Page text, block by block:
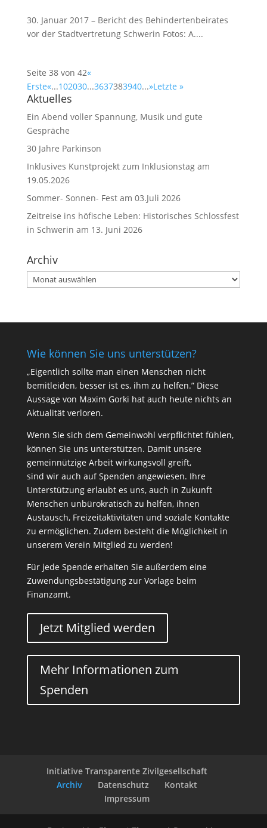
30. Januar 2017 – Bericht des Behindertenbeirates
vor der Stadtvertretung Schwerin Fotos: A....
Seite 38 von 42«
Erste«...102030...3637383940...»Letzte »
Aktuelles
Ein Abend voller Spannung, Musik und gute
Gespräche
30 Jahre Parkinson
Inklusives Kunstprojekt zum Inklusionstag am
19.05.2026
Sommer- Sonnen- Fest am 03.Juli 2026
Zeitreise ins höfische Leben: Historisches Schlossfest
in Schwerin am 13. Juni 2026
Archiv
Archiv
Wie können Sie uns unterstützen?
„Eigentlich sollte man einen Menschen nicht
bemitleiden, besser ist es, ihm zu helfen.” Diese
Aussage von Maxim Gorki hat auch heute nichts an
Aktualität verloren.
Wenn Sie sich dem Gemeinwohl verpflichtet fühlen,
können Sie uns unterstützen. Damit unsere
gemeinnützige Arbeit wirkungsvoll greift,
sind wir auch auf Spenden angewiesen. Ihre
Unterstützung erlaubt es uns, auch in Zukunft
Menschen unbürokratisch zu helfen, ihnen
Austausch, Freizeitaktivitäten und soziale Kontakte
zu ermöglichen. Zudem besteht die Möglichkeit in
unserem Verein Mitglied zu werden!
Für jede Spende erhalten Sie außerdem eine
Zuwendungsbestätigung zur Vorlage beim
Finanzamt.
Jetzt Mitglied werden
Mehr Informationen zum
Spenden
Initiative Transparente Zivilgesellschaft
Archiv
Datenschutz
Kontakt
Impressum